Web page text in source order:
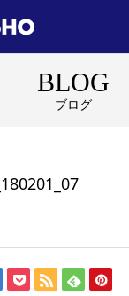
BLOG
ブログ